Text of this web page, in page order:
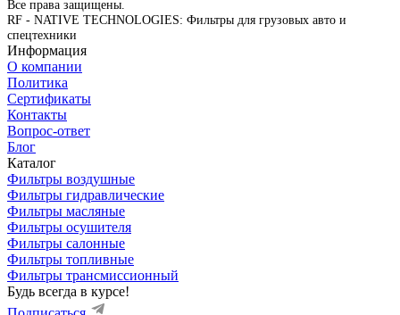
Все права защищены.
RF - NATIVE TECHNOLOGIES: Фильтры для грузовых авто и
спецтехники
Информация
О компании
Политика
Сертификаты
Контакты
Вопрос-ответ
Блог
Каталог
Фильтры воздушные
Фильтры гидравлические
Фильтры масляные
Фильтры осушителя
Фильтры салонные
Фильтры топливные
Фильтры трансмиссионный
Будь всегда в курсе!